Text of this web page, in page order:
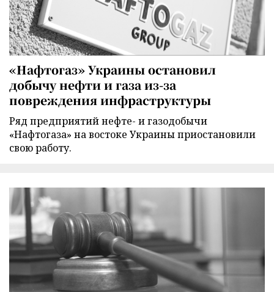
«Нафтогаз» Украины остановил
добычу нефти и газа из-за
повреждения инфраструктуры
Ряд предприятий нефте- и газодобычи
«Нафтогаза» на востоке Украины приостановили
свою работу.